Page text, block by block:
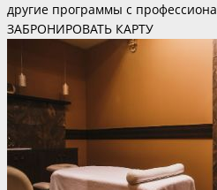
другие программы с
ЗАБРОНИРОВАТЬ КАРТУ